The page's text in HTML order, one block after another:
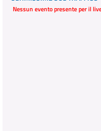
Nessun evento presente per il